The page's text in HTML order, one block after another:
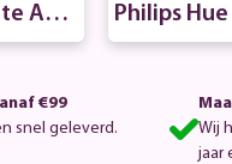
Amb Philips
€99
snel geleverd.
Wij
jaar